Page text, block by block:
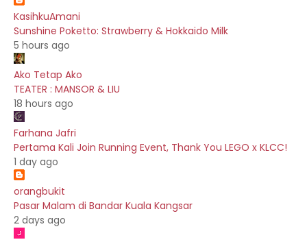
KasihkuAmani
Sunshine Poketto: Strawberry & Hokkaido Milk
5 hours ago
Ako Tetap Ako
TEATER : MANSOR & LIU
18 hours ago
Farhana Jafri
Pertama Kali Join Running Event, Thank You LEGO x KLCC!
1 day ago
orangbukit
Pasar Malam di Bandar Kuala Kangsar
2 days ago